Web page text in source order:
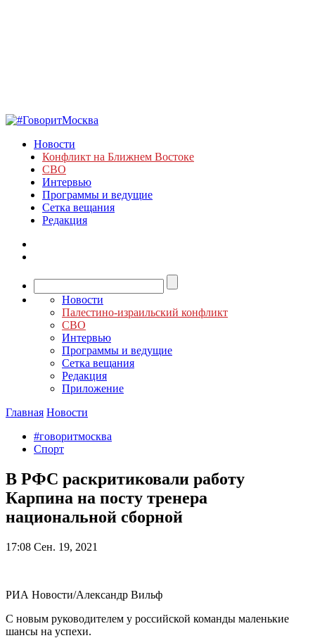
Новости
Конфликт на Ближнем Востоке
СВО
Интервью
Программы и ведущие
Сетка вещания
Редакция
Новости
Палестино-израильский конфликт
СВО
Интервью
Программы и ведущие
Сетка вещания
Редакция
Приложение
Главная Новости
#говоритмосква
Спорт
В РФС раскритиковали работу
Карпина на посту тренера
национальной сборной
17:08 Сен. 19, 2021
РИА Новости/Александр Вильф
С новым руководителем у российской команды маленькие
шансы на успехи.